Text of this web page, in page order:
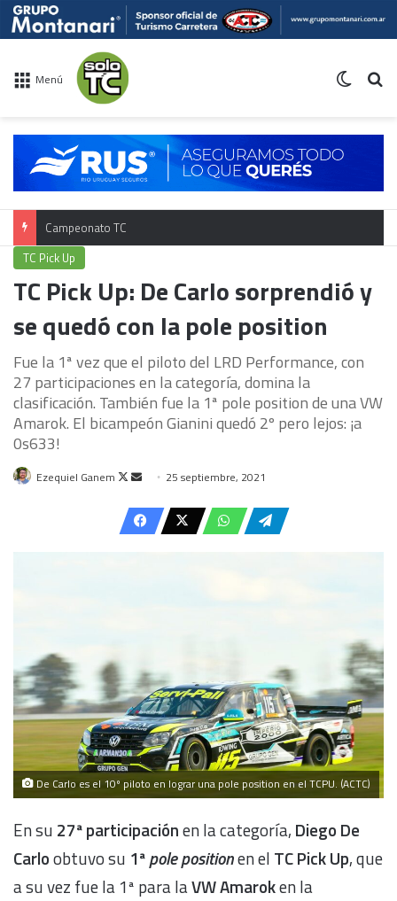
Menú
Calendario TC 2026
TC Pick Up
TC Pick Up: De Carlo sorprendió y
se quedó con la pole position
Fue la 1ª vez que el piloto del LRD Performance, con
27 participaciones en la categoría, domina la
clasificación. También fue la 1ª pole position de una VW
Amarok. El bicampeón Gianini quedó 2º pero lejos: ¡a
0s633!
Ezequiel Ganem
Follow
X
Send
email
25 septiembre, 2021
De Carlo es el 10º piloto en lograr una pole position en el TCPU. (ACTC)
En su 27ª participaciónen la categoría, Diego De
Carloobtuvo su 1ªpole positionen el TC Pick Up, que
a su vez fue la 1ª para laVW Amaroken la